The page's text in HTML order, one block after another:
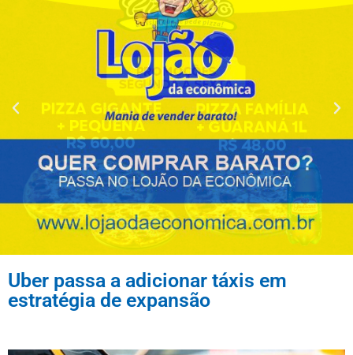
Uber passa a adicionar táxis em
estratégia de expansão